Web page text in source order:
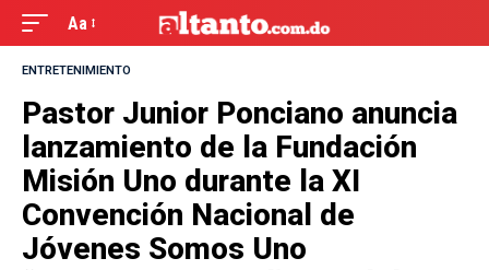
Aa
ENTRETENIMIENTO
Pastor Junior Ponciano anuncia
lanzamiento de la Fundación
Misión Uno durante la XI
Convención Nacional de
Jóvenes Somos Uno